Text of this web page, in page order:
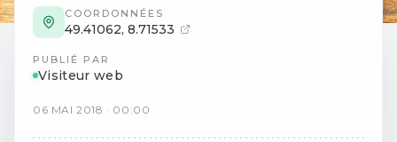
COORDONNÉES
49.41062, 8.71533
PUBLIÉ PAR
Visiteur web
06 MAI 2018 · 00:00